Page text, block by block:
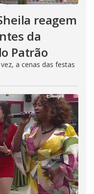
reagem
da
Patrão
a cenas das festas